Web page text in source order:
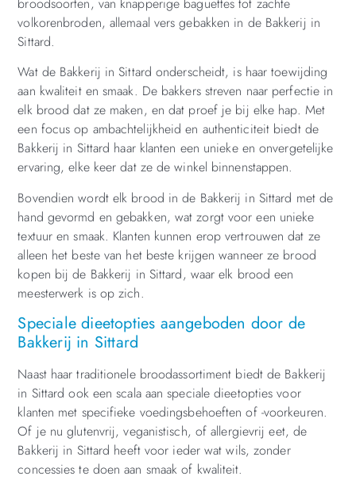
volkorenbroden, allemaal vers gebakken in de Bakkerij in
Sittard.
Wat de Bakkerij in Sittard onderscheidt, is haar toewijding
aan kwaliteit en smaak. De bakkers streven naar perfectie in
elk brood dat ze maken, en dat proef je bij elke hap. Met
een focus op ambachtelijkheid en authenticiteit biedt de
Bakkerij in Sittard haar klanten een unieke en onvergetelijke
ervaring, elke keer dat ze de winkel binnenstappen.
Bovendien wordt elk brood in de Bakkerij in Sittard met de
hand gevormd en gebakken, wat zorgt voor een unieke
textuur en smaak. Klanten kunnen erop vertrouwen dat ze
alleen het beste van het beste krijgen wanneer ze brood
kopen bij de Bakkerij in Sittard, waar elk brood een
meesterwerk is op zich.
Speciale dieetopties aangeboden door de
Bakkerij in Sittard
Naast haar traditionele broodassortiment biedt de Bakkerij
in Sittard ook een scala aan speciale dieetopties voor
klanten met specifieke voedingsbehoeften of -voorkeuren.
Of je nu glutenvrij, veganistisch, of allergievrij eet, de
Bakkerij in Sittard heeft voor ieder wat wils, zonder
concessies te doen aan smaak of kwaliteit.